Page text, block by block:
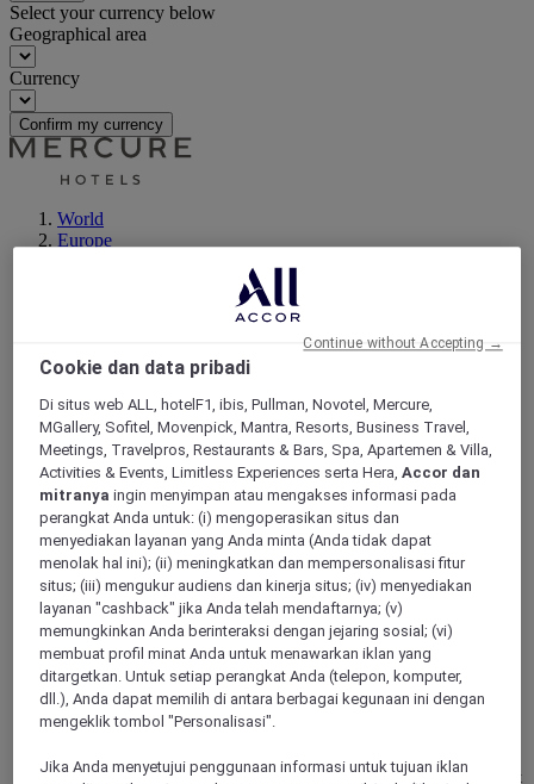
Select your currency below
Geographical area
Currency
Confirm my currency
World
Europe
BERLIN, Germany
Mercure Hotel & Residenz Berlin Checkpoint
Charlie
Just a short walk from the stylish shops and lively streets of
Friedrichstraße and Gendarmenmarkt, 4-star Mercure Hotel &
Cookie dan data pribadi
Di situs web ALL, hotelF1, ibis, Pullman, Novotel, Mercure,
MGallery, Sofitel, Movenpick, Mantra, Resorts, Business Travel,
Meetings, Travelpros, Restaurants & Bars, Spa, Apartemen & Villa,
Activities & Events, Limitless Experiences serta Hera,Accor dan
mitranya ingin menyimpan atau mengakses informasi pada
perangkat Anda untuk: (i) mengoperasikan situs dan
menyediakan layanan yang Anda minta (Anda tidak dapat
menolak hal ini); (ii) meningkatkan dan mempersonalisasi fitur
situs; (iii) mengukur audiens dan kinerja situs; (iv) menyediakan
layanan "cashback" jika Anda telah mendaftarnya; (v)
memungkinkan Anda berinteraksi dengan jejaring sosial; (vi)
membuat profil minat Anda untuk menawarkan iklan yang
ditargetkan. Untuk setiap perangkat Anda (telepon, komputer,
dll.), Anda dapat memilih di antara berbagai kegunaan ini dengan
mengeklik tombol "Personalisasi".
Jika Anda menyetujui penggunaan informasi untuk tujuan iklan
Continue without Accepting →